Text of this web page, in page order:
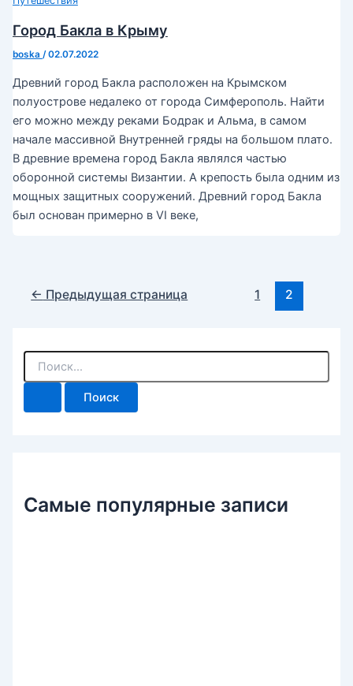
Город Бакла в Крыму
boska /02.07.2022
Древний город Бакла расположен на Крымском
полуострове недалеко от города Симферополь. Найти
его можно между реками Бодрак и Альма, в самом
начале массивной Внутренней гряды на большом плато.
В древние времена город Бакла являлся частью
оборонной системы Византии. А крепость была одним из
мощных защитных сооружений. Древний город Бакла
был основан примерно в VI веке,
Постраничная
← Предыдущая страница 1 2
П
и
Самые популярные записи